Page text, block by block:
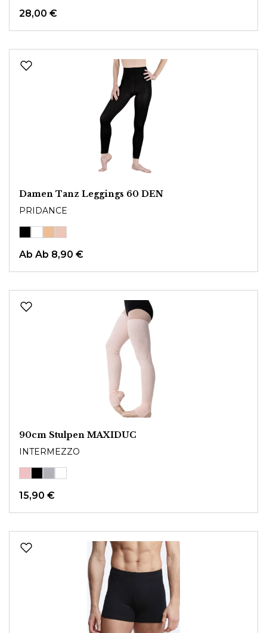
28,00 €
Damen Tanz Leggings 60 DEN
PRIDANCE
Ab Ab 8,90 €
90cm Stulpen MAXIDUC
INTERMEZZO
15,90 €